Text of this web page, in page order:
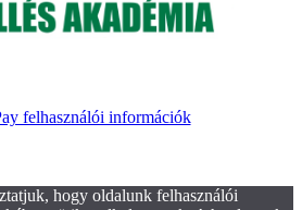
hogy oldalunk felhasználói